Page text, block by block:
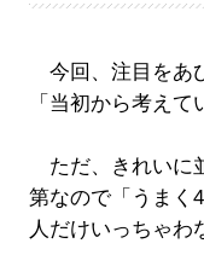
今回、注目をあ
「当初から考えて
ただ、きれいに
第なので「うまく
人だけいっちゃわ